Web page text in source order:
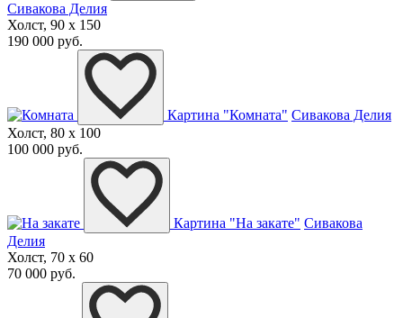
Сивакова Делия
Холст, 90 x 150
190 000 руб.
Картина "Комната" Сивакова Делия
Холст, 80 x 100
100 000 руб.
Картина "На закате" Сивакова
Делия
Холст, 70 x 60
70 000 руб.